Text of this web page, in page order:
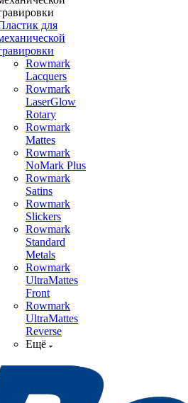
для
Rowmark
Lacquers
Rowmark
LaserGlow
Rotary
Rowmark
Mattes
Rowmark
NoMark Plus
Rowmark
Satins
Rowmark
Slickers
Rowmark
Standard
Metals
Rowmark
UltraMattes
Front
Rowmark
UltraMattes
Reverse
Ещё